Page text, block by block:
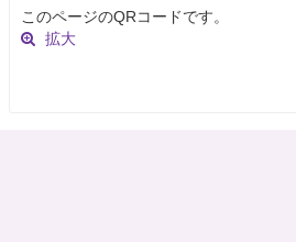
このページのQRコードです。
拡大